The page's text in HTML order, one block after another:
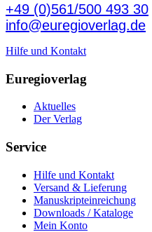
+49 (0)561/500 493 30
info@euregioverlag.de
Hilfe und Kontakt
Euregioverlag
Aktuelles
Der Verlag
Service
Hilfe und Kontakt
Versand & Lieferung
Manuskripteinreichung
Downloads / Kataloge
Mein Konto